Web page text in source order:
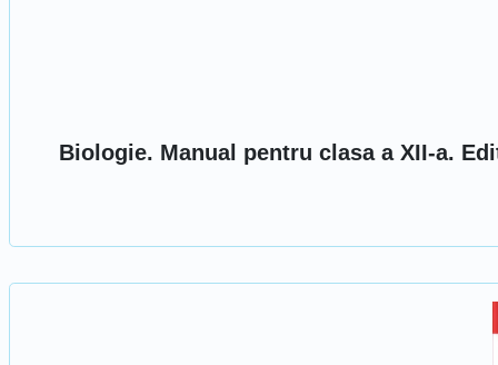
Biologie. Manual pentru clasa a XII-a.